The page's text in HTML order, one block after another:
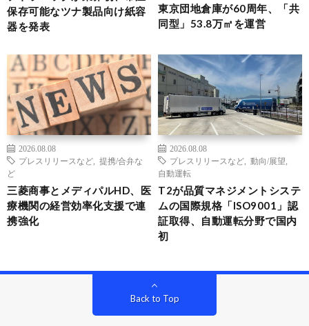
保存可能なツナ製品向け紙容
器を発表
東京団地倉庫が60周年、「共
同型」53.8万㎡を運営
2026.08.08
プレスリリースなど
提携/合弁な
ど
三菱商事とメディパルHD、医
療機関の経営効率化支援で連
携強化
2026.08.08
プレスリリースなど
動向/展望
自動運転
T2が品質マネジメントシステ
ムの国際規格「ISO9001」認
証取得、自動運転分野で国内
初
Back to Top